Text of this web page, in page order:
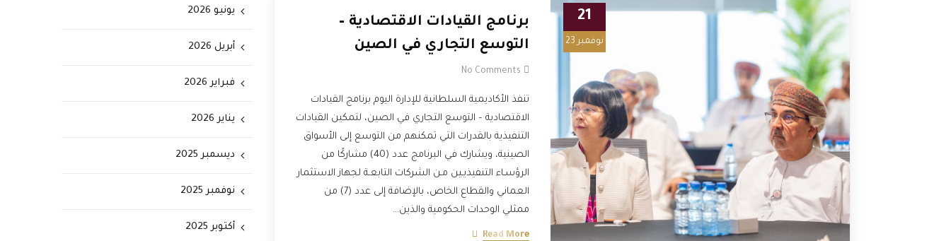
21
نوفمبر 23
برنامج القيادات الاقتصادية –
التوسع التجاري في الصين
No Comments
تنفذ الأكاديمية السلطانية للإدارة اليوم برنامج القيادات
الاقتصادية – التوسع التجاري في الصين، لتمكين القيادات
التنفيذية بالقدرات التي تمكنهم من التوسع إلى الأسواق
الصينية، ويشارك في البرنامج عدد (40) مشاركًا من
الرؤسـاء التنفيذيـين مـن الشركات التابعـة لجهاز الاستثمار
العماني والقطاع الخاص، بالإضافة إلى عدد (7) من
ممثلي الوحدات الحكومية والذين…
Read More
يونيو 2026
أبريل 2026
فبراير 2026
يناير 2026
ديسمبر 2025
نوفمبر 2025
أكتوبر 2025